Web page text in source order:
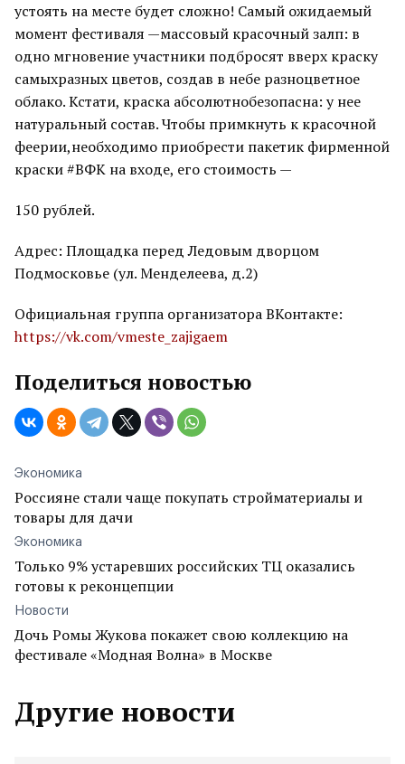
устоять на месте будет сложно! Самый ожидаемый
момент фестиваля —массовый красочный залп: в
одно мгновение участники подбросят вверх краску
самыхразных цветов, создав в небе разноцветное
облако. Кстати, краска абсолютнобезопасна: у нее
натуральный состав. Чтобы примкнуть к красочной
феерии,необходимо приобрести пакетик фирменной
краски #ВФК на входе, его стоимость —
150 рублей.
Адрес: Площадка перед Ледовым дворцом
Подмосковье (ул. Менделеева, д.2)
Официальная группа организатора ВКонтакте:
https://vk.com/vmeste_zajigaem
Поделиться новостью
Экономика
Россияне стали чаще покупать стройматериалы и
товары для дачи
Экономика
Только 9% устаревших российских ТЦ оказались
готовы к реконцепции
Новости
Дочь Ромы Жукова покажет свою коллекцию на
фестивале «Модная Волна» в Москве
Другие новости